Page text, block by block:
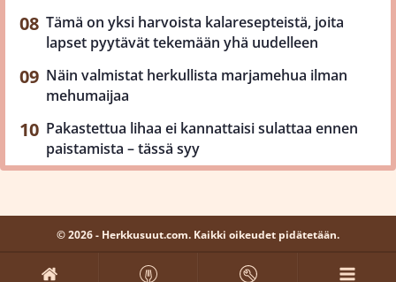
Tämä on yksi harvoista kalaresepteistä, joita
lapset pyytävät tekemään yhä uudelleen
Näin valmistat herkullista marjamehua ilman
mehumaijaa
Pakastettua lihaa ei kannattaisi sulattaa ennen
paistamista – tässä syy
© 2026 - Herkkusuut.com. Kaikki oikeudet pidätetään.